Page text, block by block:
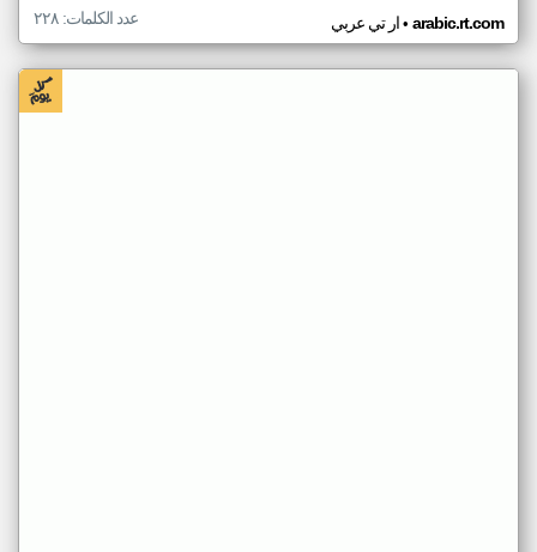
ار تي عربي• arabic.rt.com عدد الكلمات: ٢٢٨